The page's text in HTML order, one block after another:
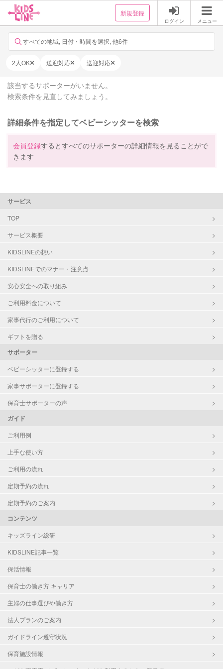
新規登録
ログイン メニュー
すべての地域, 日付・時間を選択, 他6件
2人OK 送迎対応 送迎対応
該当するサポーターがいません。
検索条件を見直してみましょう。
詳細条件を指定してベビーシッターを検索
会員登録するとすべてのサポーターの詳細情報を見ることがで
きます
サービス
TOP
サービス概要
KIDSLINEの想い
KIDSLINEでのマナー・注意点
安心安全への取り組み
ご利用料金について
家事代行のご利用について
ギフトを贈る
サポーター
ベビーシッターに登録する
家事サポーターに登録する
保育士サポーターの声
ガイド
ご利用例
上手な使い方
ご利用の流れ
定期予約の流れ
定期予約のご案内
コンテンツ
キッズライン総研
KIDSLINE記事一覧
保活情報
保育士の働き方 キャリア
主婦の仕事選びや働き方
法人プランのご案内
ガイドライン遵守状況
保育施設情報